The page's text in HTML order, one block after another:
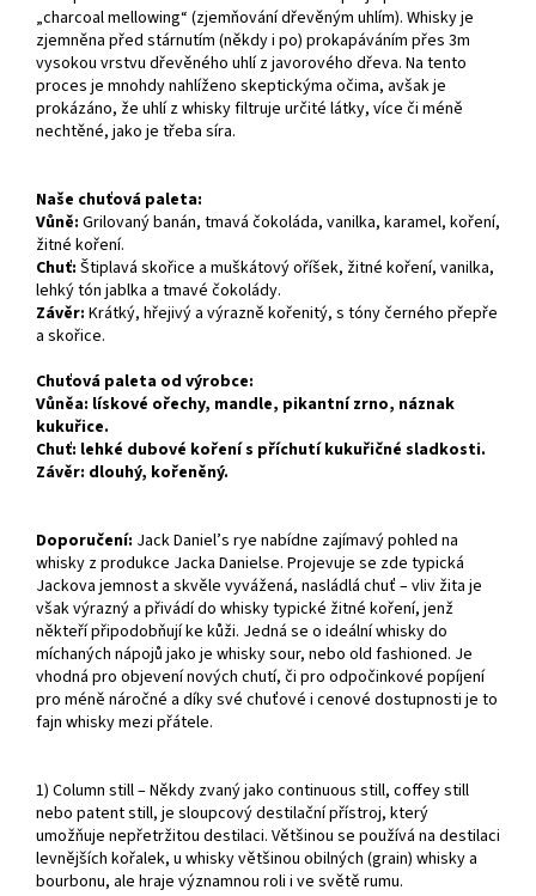
„charcoal mellowing“ (zjemňování dřevěným uhlím). Whisky je
zjemněna před stárnutím (někdy i po) prokapáváním přes 3m
vysokou vrstvu dřevěného uhlí z javorového dřeva. Na tento
proces je mnohdy nahlíženo skeptickýma očima, avšak je
prokázáno, že uhlí z whisky filtruje určité látky, více či méně
nechtěné, jako je třeba síra.
Naše chuťová paleta:
Vůně: Grilovaný banán, tmavá čokoláda, vanilka, karamel, koření,
žitné koření.
Chuť: Štiplavá skořice a muškátový oříšek, žitné koření, vanilka,
lehký tón jablka a tmavé čokolády.
Závěr: Krátký, hřejivý a výrazně kořenitý, s tóny černého přepře
a skořice.
Chuťová paleta od výrobce:
Vůněa: lískové ořechy, mandle, pikantní zrno, náznak
kukuřice.
Chuť: lehké dubové koření s příchutí kukuřičné sladkosti.
Závěr: dlouhý, kořeněný.
Doporučení: Jack Daniel’s rye nabídne zajímavý pohled na
whisky z produkce Jacka Danielse. Projevuje se zde typická
Jackova jemnost a skvěle vyvážená, nasládlá chuť – vliv žita je
však výrazný a přivádí do whisky typické žitné koření, jenž
někteří připodobňují ke kůži. Jedná se o ideální whisky do
míchaných nápojů jako je whisky sour, nebo old fashioned. Je
vhodná pro objevení nových chutí, či pro odpočinkové popíjení
pro méně náročné a díky své chuťové i cenové dostupnosti je to
fajn whisky mezi přátele.
1) Column still – Někdy zvaný jako continuous still, coffey still
nebo patent still, je sloupcový destilační přístroj, který
umožňuje nepřetržitou destilaci. Většinou se používá na destilaci
levnějších kořalek, u whisky většinou obilných (grain) whisky a
bourbonu, ale hraje významnou roli i ve světě rumu.